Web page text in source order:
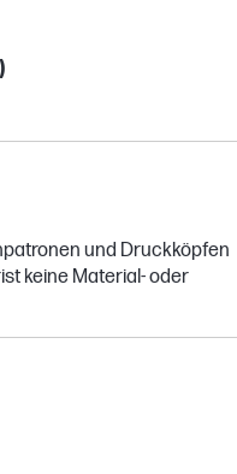
und Druckköpfen
keine Material- oder